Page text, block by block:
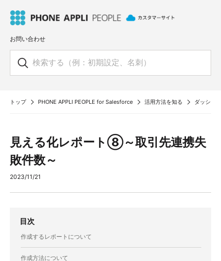
お問い合わせ
トップ PHONE APPLI PEOPLE for Salesforce 活用方法を知る ダッシュ
見える化レポート⑧～取引先連携失
敗件数～
2023/11/21
目次
作成するレポートについて
作成方法について